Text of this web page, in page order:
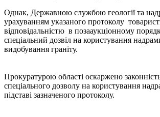
Однак, Державною службою геології та
урахуванням указаного протоколу
відповідальністю в позааукціонному
спеціальний дозвіл на користування
видобування граніту.
Прокуратурою області оскаржено
спеціального дозволу на користування
підставі зазначеного протоколу.